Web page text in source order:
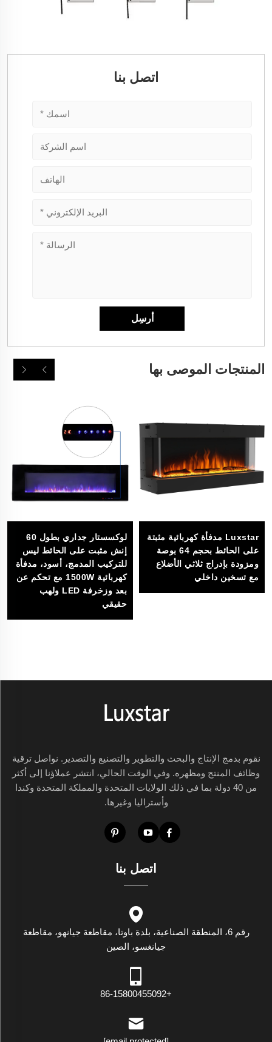
اتصل بنا
المنتجات الموصى بها
Luxstar مدفأة كهربائية مثبتة
على الحائط بحجم 64 بوصة
ومزودة بإدراج ثلاثي الأضلاع
مع تسخين داخلي
لوكسستار جداري بطول 60
إنش مثبت على الحائط ليس
للتركيب المدمج، أسود، مدفأة
كهربائية 1500W مع تحكم عن
بعد وزخرفة LED ولهب
حقيقي
نقوم بدمج الإنتاج والبحث والتطوير والتصنيع والتصدير. نواصل ترقية
وظائف المنتج ومظهره. وفي الوقت الحالي، انتشر عملاؤنا إلى أكثر
من 40 دولة بما في ذلك الولايات المتحدة والمملكة المتحدة وكندا
وأستراليا وغيرها.
اتصل بنا
رقم 6، المنطقة الصناعية، بلدة باوتا، مقاطعة جيانهو، مقاطعة
جيانغسو، الصين
+86-15800455092